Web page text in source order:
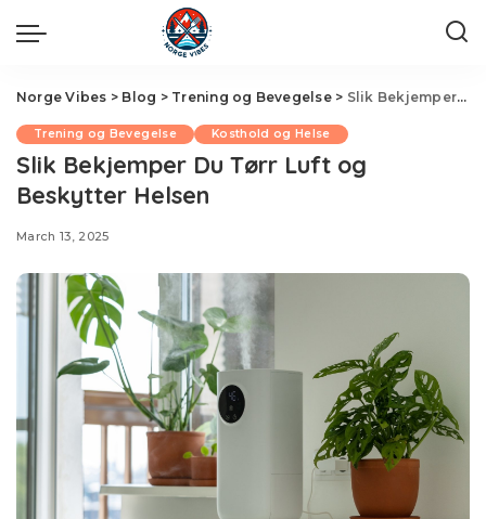
Norge Vibes > Blog > Trening og Bevegelse> Slik Bekjemper Du Tørr Luft og Beskytter Helsen
Trening og Bevegelse Kosthold og Helse
Slik Bekjemper Du Tørr Luft og
Beskytter Helsen
March 13, 2025